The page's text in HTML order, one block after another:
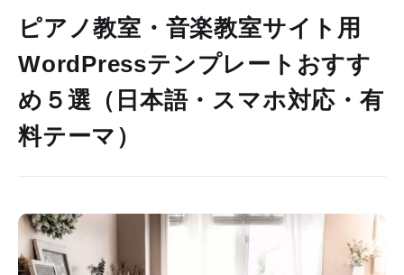
ピアノ教室・音楽教室サイト用
WordPressテンプレートおすす
め５選（日本語・スマホ対応・有
料テーマ）